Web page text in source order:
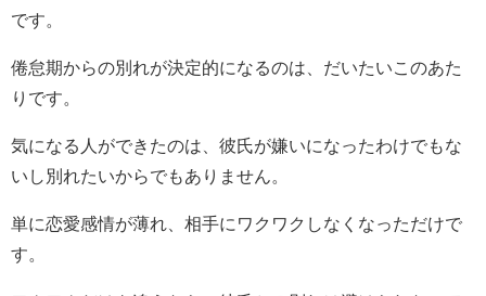
です。
倦怠期からの別れが決定的になるのは、だいたいこのあた
りです。
気になる人ができたのは、彼氏が嫌いになったわけでもな
いし別れたいからでもありません。
単に恋愛感情が薄れ、相手にワクワクしなくなっただけで
す。